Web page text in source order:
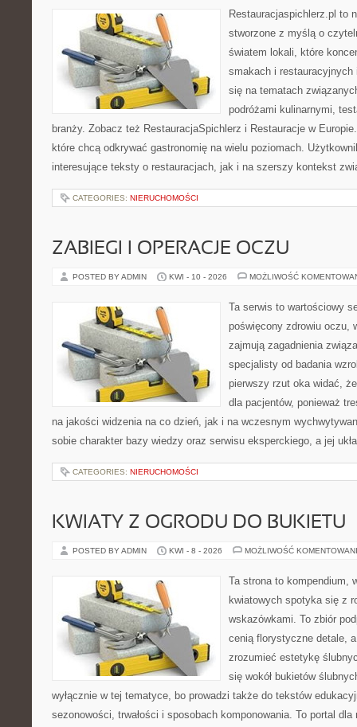
Restauracjaspichlerz.pl to
stworzone z myślą o
światem lokali, które
smakach i
się na tematach
podróżami kulinarnymi,
branży. Zobacz też RestauracjaSpichlerz i Restauracje w
które chcą odkrywać gastronomię na wielu poziomach.
interesujące teksty o restauracjach, jak i na szerszy kontekst
CATEGORIES: NIERUCHOMOŚCI
ZABIEGI I OPERACJE OCZU
POSTED BY ADMIN KWI - 10 - 2026 MOŻLIWOŚĆ
Ta serwis to wartościowy
poświęcony zdrowiu oczu,
zajmują zagadnienia
specjalisty od badania
pierwszy rzut oka widać,
dla pacjentów, ponieważ
na jakości widzenia na co dzień, jak i na wczesnym
sobie charakter bazy wiedzy oraz serwisu eksperckiego, a jej
CATEGORIES: NIERUCHOMOŚCI
KWIATY Z OGRODU DO BUKIETU
POSTED BY ADMIN KWI - 8 - 2026 MOŻLIWOŚĆ
Ta strona to kompendium,
kwiatowych spotyka się z
wskazówkami. To zbiór
cenią florystyczne detale,
zrozumieć estetykę
się wokół bukietów
wyłącznie w tej tematyce, bo prowadzi także do tekstów
sezonowości, trwałości i sposobach komponowania. To portal